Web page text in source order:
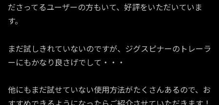
ださってるユーザーの方もいて、好評をいただいていま
す。
まだ試しきれていないのですが、ジグスピナーのトレーラ
ーにもかなり良さげでして・・・
他にもまだ試せていない使用方法がたくさんあるので、お